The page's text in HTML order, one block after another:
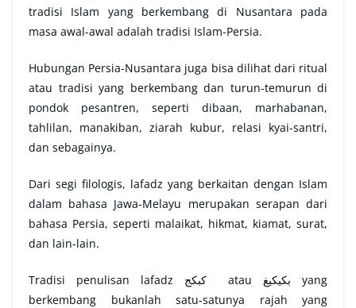
tradisi Islam yang berkembang di Nusantara pada
masa awal-awal adalah tradisi Islam-Persia.
Hubungan Persia-Nusantara juga bisa dilihat dari ritual
atau tradisi yang berkembang dan turun-temurun di
pondok pesantren, seperti dibaan, marhabanan,
tahlilan, manakiban, ziarah kubur, relasi kyai-santri,
dan sebagainya.
Dari segi filologis, lafadz yang berkaitan dengan Islam
dalam bahasa Jawa-Melayu merupakan serapan dari
bahasa Persia, seperti malaikat, hikmat, kiamat, surat,
dan lain-lain.
Tradisi penulisan lafadz كبكجatau بكيكيغ yang
berkembang bukanlah satu-satunya rajah yang